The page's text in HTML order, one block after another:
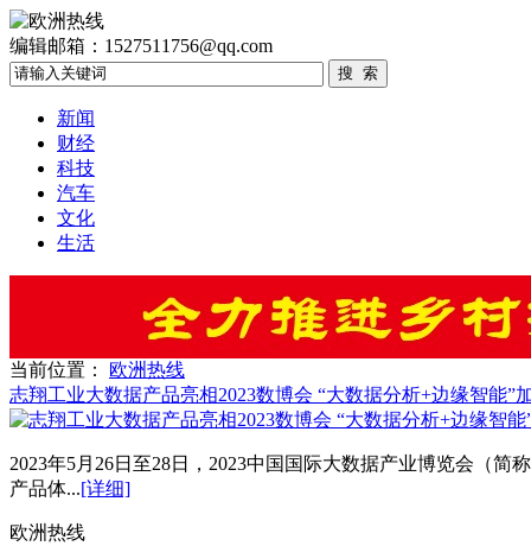
编辑邮箱：1527511756@qq.com
新闻
财经
科技
汽车
文化
生活
当前位置： 欧洲热线
志翔工业大数据产品亮相2023数博会 “大数据分析+边缘智能”
2023年5月26日至28日，2023中国国际大数据产业博览会（
产品体...[详细]
欧洲热线